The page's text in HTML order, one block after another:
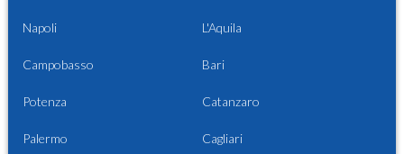
Napoli L'Aquila
Campobasso Bari
Potenza Catanzaro
Palermo Cagliari